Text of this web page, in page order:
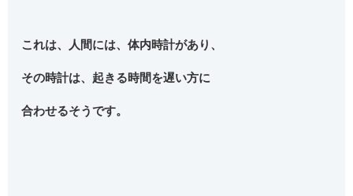
これは、人間には、体内時計があり、
その時計は、起きる時間を遅い方に
合わせるそうです。